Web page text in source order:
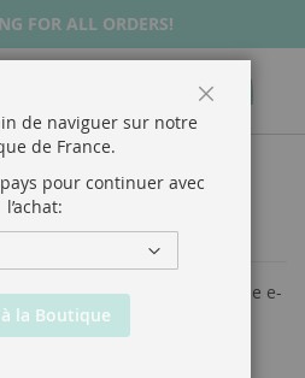
FOR ALL ORDERS!
Chercher
vous avec votre adresse e-
de naviguer sur notre
de France.
pour continuer avec
l’achat:
la Boutique